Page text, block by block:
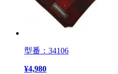
型番：34106
¥4,980